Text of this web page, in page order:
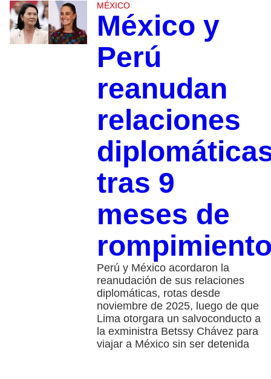
MÉXICO
México y
Perú
reanudan
relaciones
tras 9
meses de
Perú y México acordaron la
reanudación de sus relaciones
diplomáticas, rotas desde
noviembre de 2025, luego de que
Lima otorgara un salvoconducto a
la exministra Betssy Chávez para
viajar a México sin ser detenida